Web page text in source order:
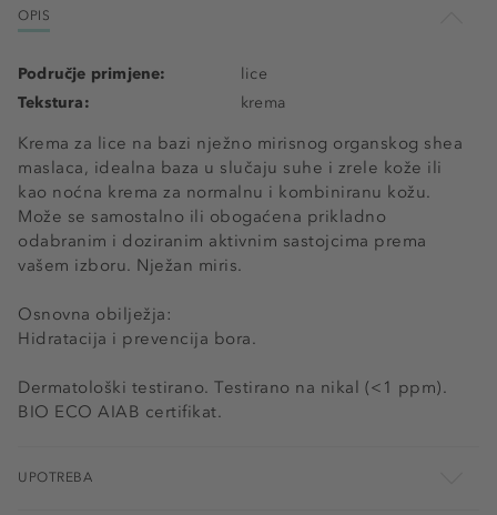
OPIS
Krema za lice na bazi nježno mirisnog organskog shea
maslaca, idealna baza u slučaju suhe i zrele kože ili
kao noćna krema za normalnu i kombiniranu kožu.
Može se samostalno ili obogaćena prikladno
odabranim i doziranim aktivnim sastojcima prema
vašem izboru. Nježan miris.
Osnovna obilježja:
Hidratacija i prevencija bora.
Dermatološki testirano. Testirano na nikal (<1 ppm).
BIO ECO AIAB certifikat.
Područje primjene:
lice
Tekstura:
krema
UPOTREBA